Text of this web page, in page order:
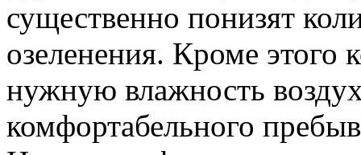
существенно понизят
озеленения. Кроме этого
нужную влажность
комфортабельного